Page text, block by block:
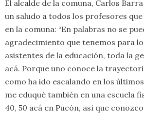
El alcalde de la comuna, Carlos
un saludo a todos los profesores
en la comuna: “En palabras no se
agradecimiento que tenemos para
asistentes de la educación, toda la
acá. Porque uno conoce la
como ha ido escalando en los
me eduqué también en una escuela
40, 50 acá en Pucón, así que